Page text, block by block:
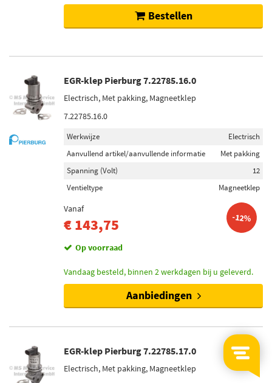
Bestellen
EGR-klep Pierburg 7.22785.16.0
Electrisch, Met pakking, Magneetklep
7.22785.16.0
Werkwijze
Electrisch
Aanvullend artikel/aanvullende informatie
Met pakking
Spanning (Volt)
12
Ventieltype
Magneetklep
Vanaf
€ 143,75 -12%
Op voorraad
Vandaag besteld, binnen 2 werkdagen bij u geleverd.
Aanbiedingen
EGR-klep Pierburg 7.22785.17.0
Electrisch, Met pakking, Magneetklep